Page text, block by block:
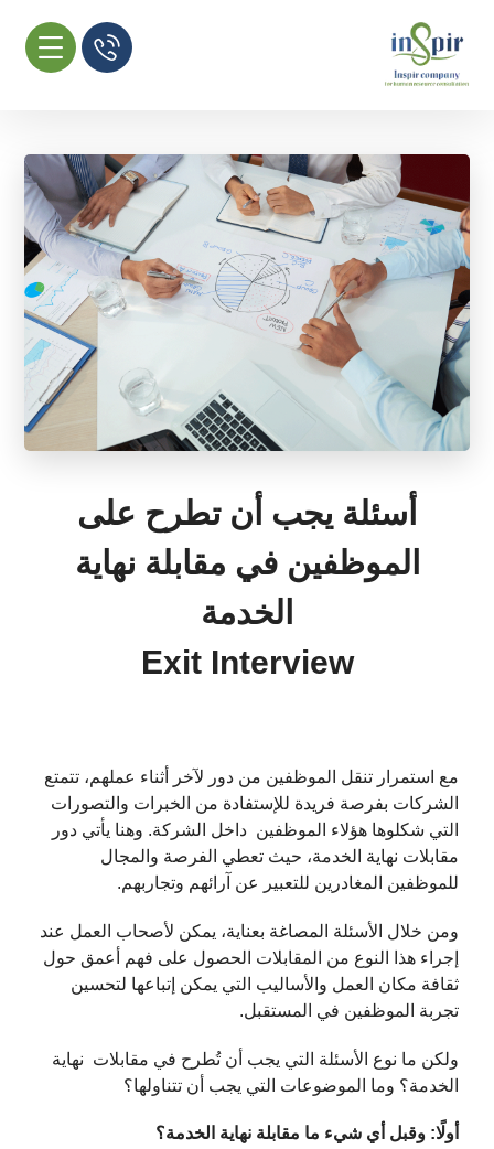
أسئلة يجب أن تطرح على
الموظفين في مقابلة نهاية
الخدمة
Exit Interview
مع استمرار تنقل الموظفين من دور لآخر أثناء عملهم، تتمتع
الشركات بفرصة فريدة للإستفادة من الخبرات والتصورات
التي شكلوها هؤلاء الموظفين داخل الشركة. وهنا يأتي دور
مقابلات نهاية الخدمة، حيث تعطي الفرصة والمجال
للموظفين المغادرين للتعبير عن آرائهم وتجاربهم.
ومن خلال الأسئلة المصاغة بعناية، يمكن لأصحاب العمل عند
إجراء هذا النوع من المقابلات الحصول على فهم أعمق حول
ثقافة مكان العمل والأساليب التي يمكن إتباعها لتحسين
تجربة الموظفين في المستقبل.
ولكن ما نوع الأسئلة التي يجب أن تُطرح في مقابلات نهاية
الخدمة؟ وما الموضوعات التي يجب أن تتناولها؟
أولًا: وقبل أي شيء ما مقابلة نهاية الخدمة؟